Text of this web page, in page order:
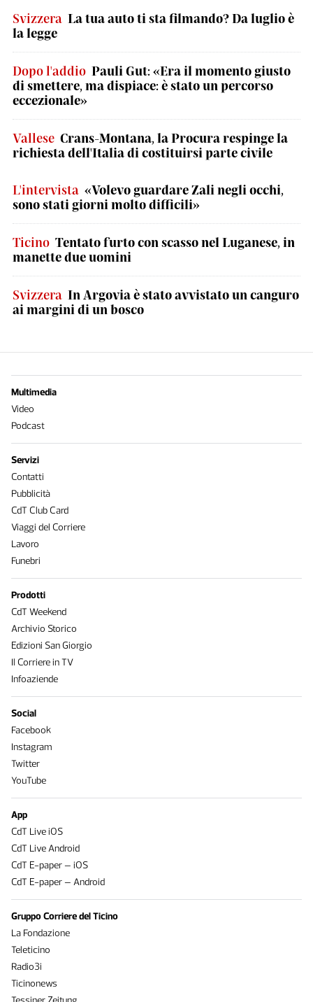
Svizzera La tua auto ti sta filmando? Da luglio è
la legge
Dopo l'addio Pauli Gut: «Era il momento giusto
di smettere, ma dispiace: è stato un percorso
eccezionale»
Vallese Crans-Montana, la Procura respinge la
richiesta dell'Italia di costituirsi parte civile
L'intervista «Volevo guardare Zali negli occhi,
sono stati giorni molto difficili»
Ticino Tentato furto con scasso nel Luganese, in
manette due uomini
Svizzera In Argovia è stato avvistato un canguro
ai margini di un bosco
Multimedia
Video
Podcast
Servizi
Contatti
Pubblicità
CdT Club Card
Viaggi del Corriere
Lavoro
Funebri
Prodotti
CdT Weekend
Archivio Storico
Edizioni San Giorgio
Il Corriere in TV
Infoaziende
Social
Facebook
Instagram
Twitter
YouTube
App
CdT Live iOS
CdT Live Android
CdT E-paper – iOS
CdT E-paper – Android
Gruppo Corriere del Ticino
La Fondazione
Teleticino
Radio3i
Ticinonews